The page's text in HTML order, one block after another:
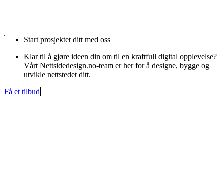
Start prosjektet ditt med oss
Klar til å gjøre ideen din om til en kraftfull digital opplevelse?
Vårt Nettsidedesign.no-team er her for å designe, bygge og
utvikle nettstedet ditt.
Få et tilbud